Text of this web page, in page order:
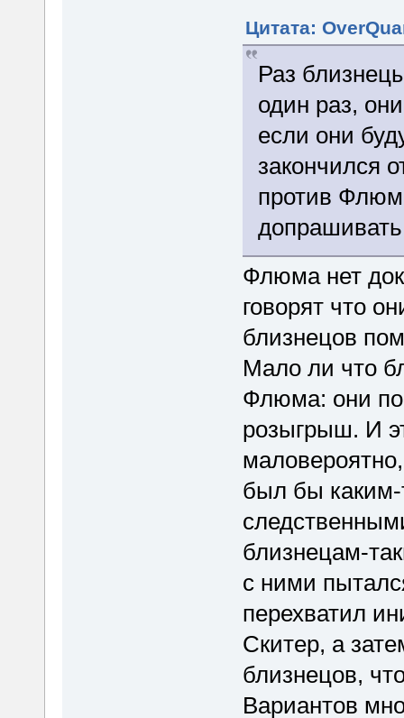
Цитата:
Раз
один раз,
если они
закончился
против
Флюма нет
говорят что
близнецов
Мало ли что
Флюма: они
розыгрыш. И
был бы каким-
близнецам-
с ними
перехватил
Скитер, а
близнецов,
Вариантов